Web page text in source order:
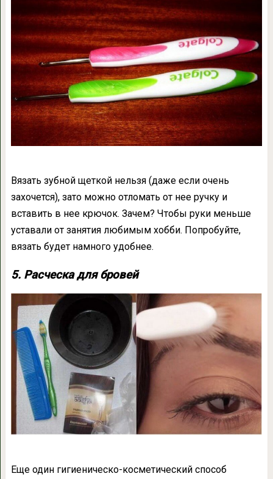
Вязать зубной щеткой нельзя (даже если очень
захочется), зато можно отломать от нее ручку и
вставить в нее крючок. Зачем? Чтобы руки меньше
уставали от занятия любимым хобби. Попробуйте,
вязать будет намного удобнее.
5. Расческа для бровей
Еще один гигиеническо-косметический способ